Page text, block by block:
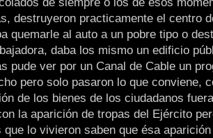
destruyeron practicamente el centro
quemarle al auto a un pobre tipo o
daba los mismo un edificio
pude ver por un Canal de Cable un
pero solo pasaron lo que conviene,
de los bienes de los ciudadanos
la aparición de tropas del Ejército
que lo vivieron saben que ésa